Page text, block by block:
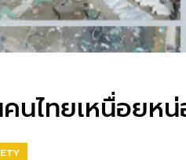
นไทยเหนื่อยหน่